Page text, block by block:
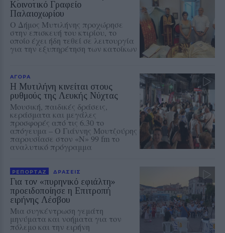
Κοινοτικό Γραφείο
Παλαιοχωρίου
Ο Δήμος Μυτιλήνης προχώρησε
στην επισκευή του κτιρίου, το
οποίο έχει ήδη τεθεί σε λειτουργία
για την εξυπηρέτηση των κατοίκων
ΑΓΟΡΑ
Η Μυτιλήνη κινείται στους
ρυθμούς της Λευκής Νύχτας
Μουσική, παιδικές δράσεις,
κεράσματα και μεγάλες
προσφορές από τις 6.30 το
απόγευμα – Ο Γιάννης Μουτζούρης
παρουσίασε στον «Ν» 99 fm το
αναλυτικό πρόγραμμα
ΡΕΠΟΡΤΑΖ ΔΡΑΣΕΙΣ
Για τον «πυρηνικό εφιάλτη»
προειδοποίησε η Επιτροπή
ειρήνης Λέσβου
Μια συγκέντρωση γεμάτη
μηνύματα και νοήματα για τον
πόλεμο και την ειρήνη